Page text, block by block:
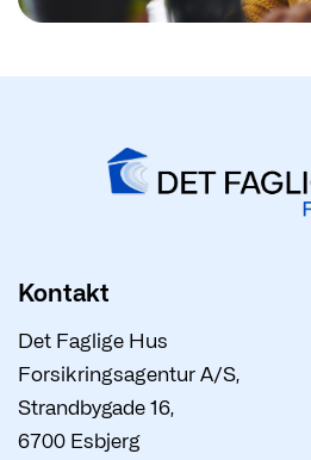
Kontakt
Det Faglige Hus
Forsikringsagentur A/S,
Strandbygade 16,
6700 Esbjerg